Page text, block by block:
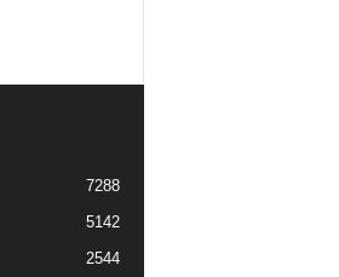
7288
5142
2544